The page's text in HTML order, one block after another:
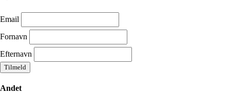
Email
Fornavn
Efternavn
Andet